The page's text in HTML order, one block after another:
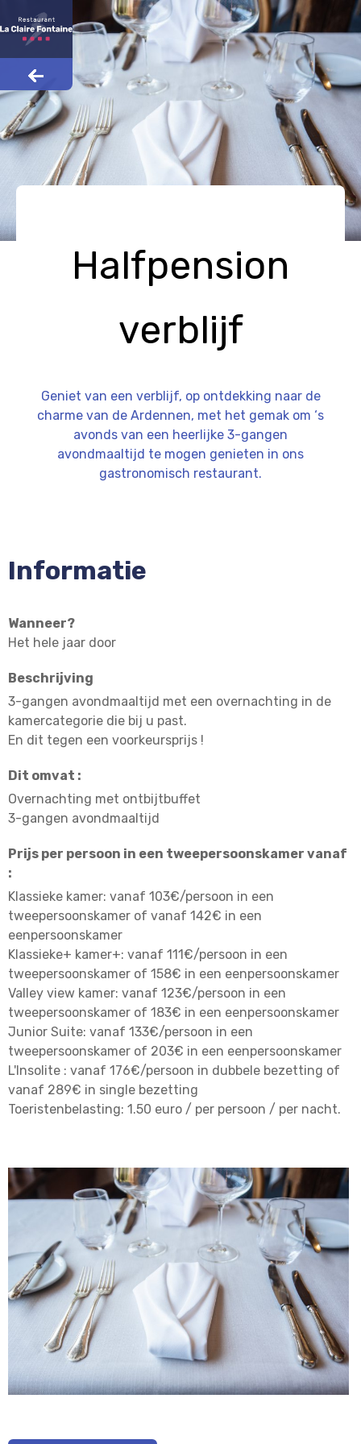
Halfpension
verblijf
Geniet van een verblijf, op ontdekking naar de
charme van de Ardennen, met het gemak om ‘s
avonds van een heerlijke 3-gangen
avondmaaltijd te mogen genieten in ons
gastronomisch restaurant.
Informatie
Wanneer?
Het hele jaar door
Beschrijving
3-gangen avondmaaltijd met een overnachting in de
kamercategorie die bij u past.
En dit tegen een voorkeursprijs !
Dit omvat :
Overnachting met ontbijtbuffet
3-gangen avondmaaltijd
Prijs per persoon in een tweepersoonskamer vanaf
:
Klassieke kamer: vanaf 103€/persoon in een
tweepersoonskamer of vanaf 142€ in een
eenpersoonskamer
Klassieke+ kamer+: vanaf 111€/persoon in een
tweepersoonskamer of 158€ in een eenpersoonskamer
Valley view kamer: vanaf 123€/persoon in een
tweepersoonskamer of 183€ in een eenpersoonskamer
Junior Suite: vanaf 133€/persoon in een
tweepersoonskamer of 203€ in een eenpersoonskamer
L'Insolite : vanaf 176€/persoon in dubbele bezetting of
vanaf 289€ in single bezetting
Toeristenbelasting: 1.50 euro / per persoon / per nacht.